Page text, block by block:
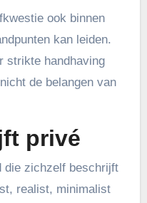
ook binnen
kan leiden.
strikte handhaving
de belangen van
privé
die zichzelf beschrijft
realist, minimalist